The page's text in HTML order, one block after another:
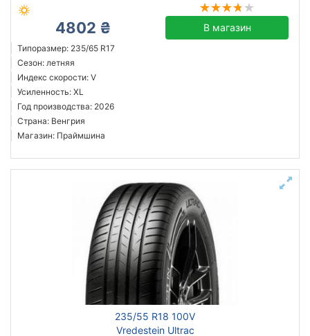
4802 ₴ В магазин
Типоразмер: 235/65 R17
Сезон: летняя
Индекс скорости: V
Усиленность: XL
Год производства: 2026
Страна: Венгрия
Магазин: Праймшина
235/55 R18 100V
Vredestein Ultrac